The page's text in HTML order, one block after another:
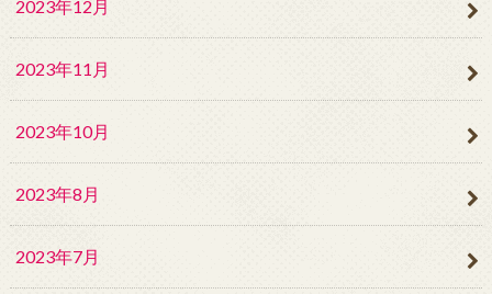
2023年12月
2023年11月
2023年10月
2023年8月
2023年7月